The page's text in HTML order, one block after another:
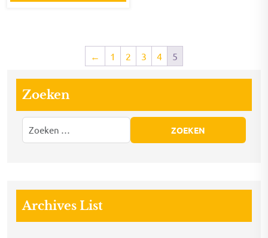
← 1 2 3 4 5
Zoeken
Archives List